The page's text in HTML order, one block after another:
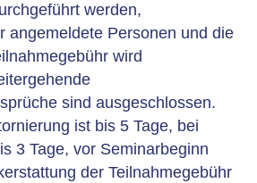
werden,
angemeldete Personen und die
wird
sind ausgeschlossen.
ist bis 5 Tage, bei
3 Tage, vor Seminarbeginn
der Teilnahmegebühr